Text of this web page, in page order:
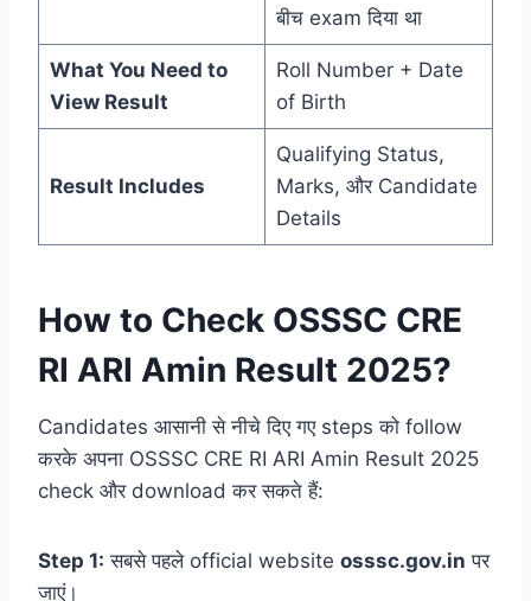
बीच exam दिया था
What You Need to
View Result
Roll Number + Date
of Birth
Result Includes
Qualifying Status,
Marks, और Candidate
Details
How to Check OSSSC CRE
RI ARI Amin Result 2025?
Candidates आसानी से नीचे दिए गए steps को follow
करके अपना OSSSC CRE RI ARI Amin Result 2025
check और download कर सकते हैं:
Step 1: सबसे पहले official website osssc.gov.in पर
जाएं।